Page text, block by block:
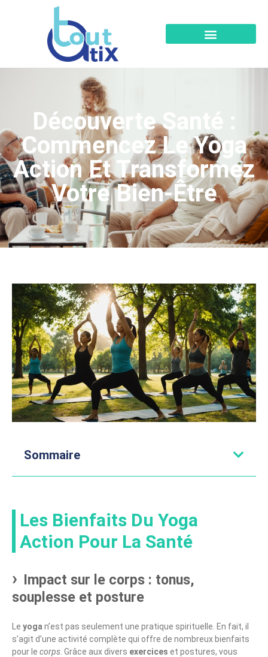
Découverte Santé :
Commencez Le Yoga
Action Et Transformez
Votre Bien-Être
Sommaire
Les Bienfaits Du Yoga
Action Pour La Santé
Impact sur le corps : tonus,
souplesse et posture
Le yoga n’est pas seulement une pratique spirituelle. En fait, il
s’agit d’une activité complète qui offre de nombreux bienfaits
pour le corps . Grâce aux divers exercices et postures, vous